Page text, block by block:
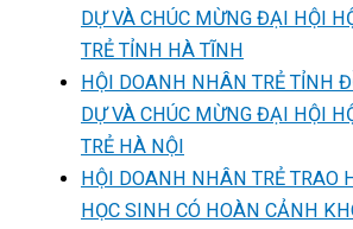
DỰ VÀ CHÚC MỪNG ĐẠI HỘI
TRẺ TỈNH HÀ TĨNH
HỘI DOANH NHÂN TRẺ TỈNH
DỰ VÀ CHÚC MỪNG ĐẠI HỘI
TRẺ HÀ NỘI
HỘI DOANH NHÂN TRẺ TRAO
HỌC SINH CÓ HOÀN CẢNH